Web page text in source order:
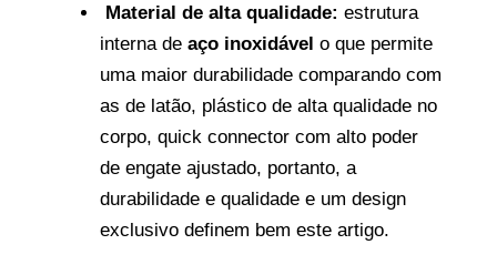
Material de alta qualidade: estrutura
interna de aço inoxidável o que permite
uma maior durabilidade comparando com
as de latão, plástico de alta qualidade no
corpo, quick connector com alto poder
de engate ajustado, portanto, a
durabilidade e qualidade e um design
exclusivo definem bem este artigo.